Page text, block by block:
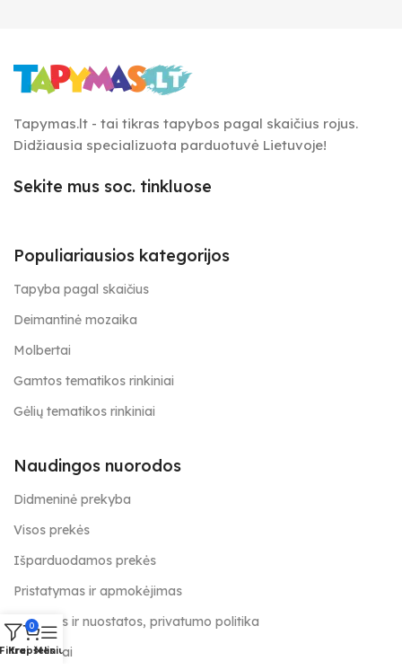
Tapymas.lt - tai tikras tapybos pagal skaičius rojus.
Didžiausia specializuota parduotuvė Lietuvoje!
Sekite mus soc. tinkluose
Populiariausios kategorijos
Tapyba pagal skaičius
Deimantinė mozaika
Molbertai
Gamtos tematikos rinkiniai
Gėlių tematikos rinkiniai
Naudingos nuorodos
Didmeninė prekyba
Visos prekės
Išparduodamos prekės
Pristatymas ir apmokėjimas
Taisyklės ir nuostatos, privatumo politika
Kontaktai
0
Krepšelis
Meniu